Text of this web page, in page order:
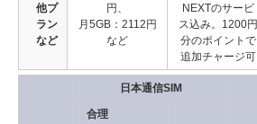
他プ
ラン
など
円、
月5GB：2112円
など
NEXTのサービ
ス込み。1200円
分のポイントで
追加チャージ可
日本通信SIM
合理